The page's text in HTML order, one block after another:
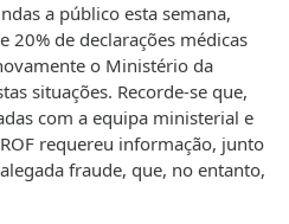
a público esta semana,
20% de declarações médicas
o Ministério da
situações. Recorde-se que,
com a equipa ministerial e
requereu informação, junto
fraude, que, no entanto,